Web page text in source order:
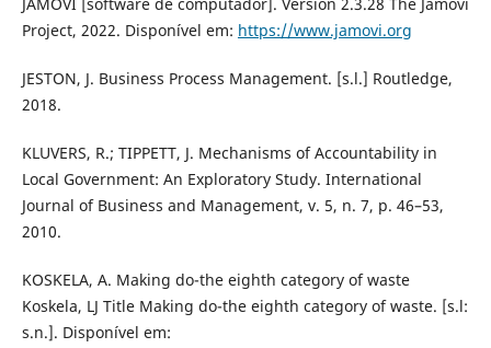
Project, 2022. Disponível em: https://www.jamovi.org
JESTON, J. Business Process Management. [s.l.] Routledge,
2018.
KLUVERS, R.; TIPPETT, J. Mechanisms of Accountability in
Local Government: An Exploratory Study. International
Journal of Business and Management, v. 5, n. 7, p. 46–53,
2010.
KOSKELA, A. Making do-the eighth category of waste
Koskela, LJ Title Making do-the eighth category of waste. [s.l:
s.n.]. Disponível em: